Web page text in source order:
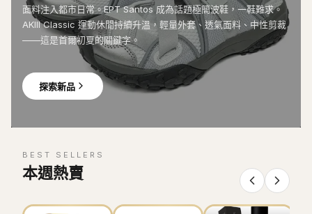
面料注入都市日常。EPT Santos 成為話題極簡波鞋，一鞋難求。
AKIII Classic 運動休閒持續升溫，輕量外套、透氣面料、中性剪裁
——這是首爾初夏的關鍵字。
探索新品
BEST SELLERS
本週熱賣